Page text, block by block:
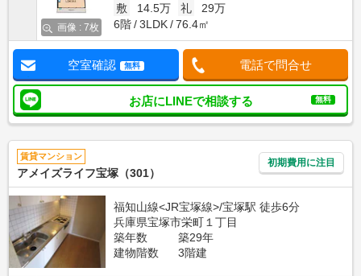
画像 : 7枚
敷
14.5万 礼
29万
6階
3LDK 76.4㎡
空室確認 無料 電話で問合せ
お店にLINEで相談する 無料
賃貸マンション
アメイズライフ宝塚（301）
初期費用に注目
福知山線<JR宝塚線>/宝塚駅 徒歩6分
兵庫県宝塚市栄町１丁目
築年数
築29年
建物階数
3階建